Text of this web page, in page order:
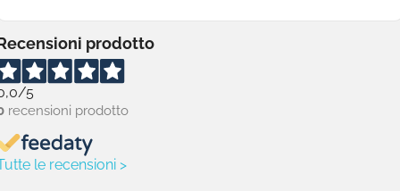
prodotto
/5
recensioni prodotto
le recensioni >